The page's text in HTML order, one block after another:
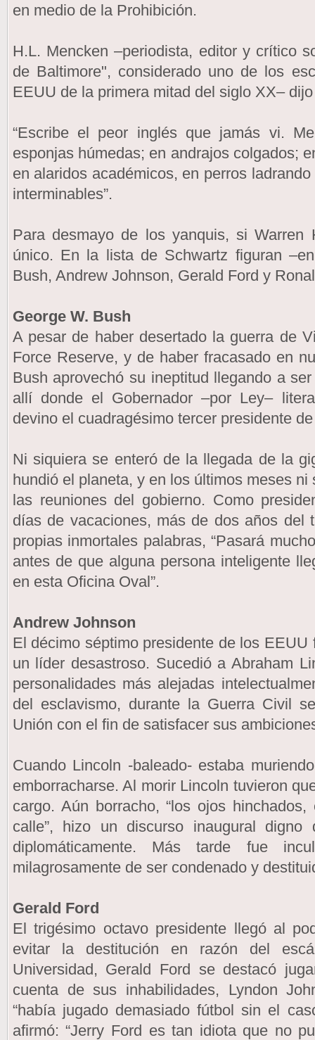
en medio de la Prohibición.
H.L. Mencken –periodista, editor y crítico
de Baltimore", considerado uno de los
EEUU de la primera mitad del siglo XX–
“Escribe el peor inglés que jamás vi.
esponjas húmedas; en andrajos colgados;
en alaridos académicos, en perros
interminables”.
Para desmayo de los yanquis, si
único. En la lista de Schwartz figuran
Bush, Andrew Johnson, Gerald Ford y
George W. Bush
A pesar de haber desertado la guerra de
Force Reserve, y de haber fracasado en
Bush aprovechó su ineptitud llegando a
allí donde el Gobernador –por Ley–
devino el cuadragésimo tercer presidente
Ni siquiera se enteró de la llegada de la
hundió el planeta, y en los últimos meses
las reuniones del gobierno. Como
días de vacaciones, más de dos años del
propias inmortales palabras, “Pasará
antes de que alguna persona inteligente
en esta Oficina Oval”.
Andrew Johnson
El décimo séptimo presidente de los
un líder desastroso. Sucedió a Abraham
personalidades más alejadas
del esclavismo, durante la Guerra Civil
Unión con el fin de satisfacer sus
Cuando Lincoln -baleado- estaba
emborracharse. Al morir Lincoln tuvieron
cargo. Aún borracho, “los ojos
calle”, hizo un discurso inaugural
diplomáticamente. Más tarde fue
milagrosamente de ser condenado y
Gerald Ford
El trigésimo octavo presidente llegó al
evitar la destitución en razón del
Universidad, Gerald Ford se destacó
cuenta de sus inhabilidades, Lyndon
“había jugado demasiado fútbol sin el
afirmó: “Jerry Ford es tan idiota que no